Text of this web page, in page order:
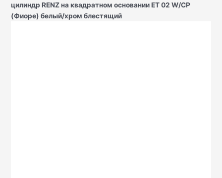
цилиндр RENZ на квадратном основании ET 02 W/CP
(Фиоре) белый/хром блестящий